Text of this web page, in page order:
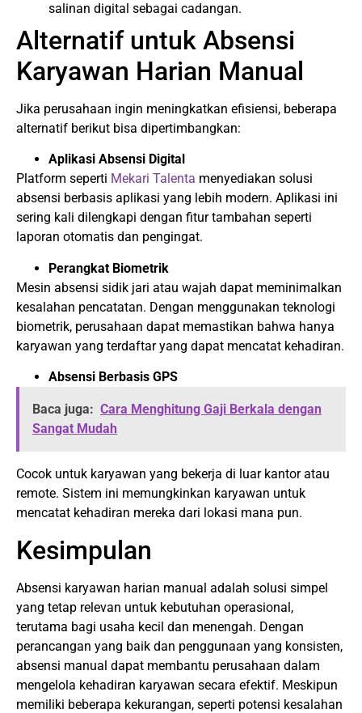
salinan digital sebagai cadangan.
Alternatif untuk Absensi
Karyawan Harian Manual
Jika perusahaan ingin meningkatkan efisiensi, beberapa
alternatif berikut bisa dipertimbangkan:
Aplikasi Absensi Digital
Platform seperti Mekari Talenta menyediakan solusi
absensi berbasis aplikasi yang lebih modern. Aplikasi ini
sering kali dilengkapi dengan fitur tambahan seperti
laporan otomatis dan pengingat.
Perangkat Biometrik
Mesin absensi sidik jari atau wajah dapat meminimalkan
kesalahan pencatatan. Dengan menggunakan teknologi
biometrik, perusahaan dapat memastikan bahwa hanya
karyawan yang terdaftar yang dapat mencatat kehadiran.
Absensi Berbasis GPS
Baca juga: Cara Menghitung Gaji Berkala dengan
Sangat Mudah
Cocok untuk karyawan yang bekerja di luar kantor atau
remote. Sistem ini memungkinkan karyawan untuk
mencatat kehadiran mereka dari lokasi mana pun.
Kesimpulan
Absensi karyawan harian manual adalah solusi simpel
yang tetap relevan untuk kebutuhan operasional,
terutama bagi usaha kecil dan menengah. Dengan
perancangan yang baik dan penggunaan yang konsisten,
absensi manual dapat membantu perusahaan dalam
mengelola kehadiran karyawan secara efektif. Meskipun
memiliki beberapa kekurangan, seperti potensi kesalahan